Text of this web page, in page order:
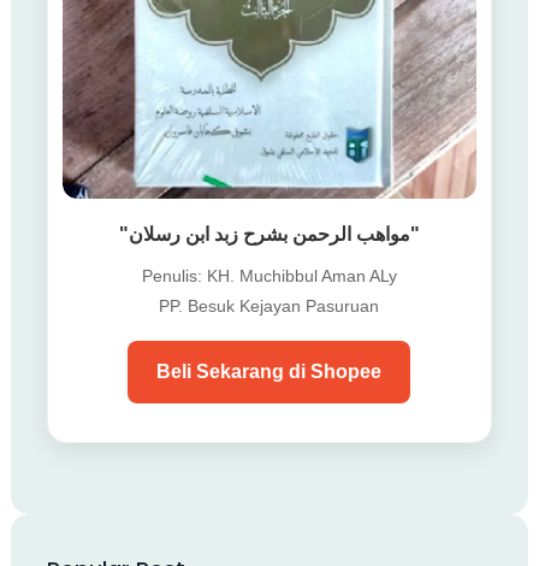
"مواهب الرحمن بشرح زبد ابن رسلان"
Penulis: KH. Muchibbul Aman ALy
PP. Besuk Kejayan Pasuruan
Beli Sekarang di Shopee